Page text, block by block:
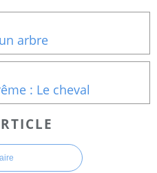
arbre
: Le cheval